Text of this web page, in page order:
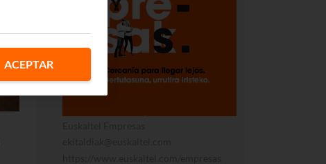
ACEPTAR